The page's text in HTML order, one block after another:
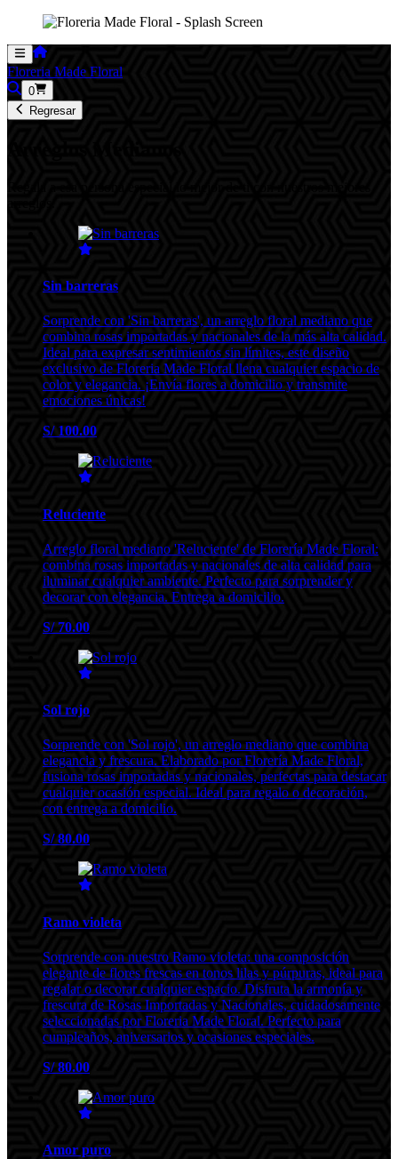
Floreria Made Floral
0
Regresar
Sin barreras
Sorprende con 'Sin barreras', un arreglo floral mediano que
combina rosas importadas y nacionales de la más alta calidad.
Ideal para expresar sentimientos sin límites, este diseño
exclusivo de Floreria Made Floral llena cualquier espacio de
color y elegancia. ¡Envía flores a domicilio y transmite
emociones únicas!
S/ 100.00
Reluciente
Arreglo floral mediano 'Reluciente' de Florería Made Floral:
combina rosas importadas y nacionales de alta calidad para
iluminar cualquier ambiente. Perfecto para sorprender y
decorar con elegancia. Entrega a domicilio.
S/ 70.00
Sol rojo
Sorprende con 'Sol rojo', un arreglo mediano que combina
elegancia y frescura. Elaborado por Florería Made Floral,
fusiona rosas importadas y nacionales, perfectas para destacar
cualquier ocasión especial. Ideal para regalo o decoración,
con entrega a domicilio.
S/ 80.00
Ramo violeta
Sorprende con nuestro Ramo violeta: una composición
elegante de flores frescas en tonos lilas y púrpuras, ideal para
regalar o decorar cualquier espacio. Disfruta la armonía y
frescura de Rosas Importadas y Nacionales, cuidadosamente
seleccionadas por Floreria Made Floral. Perfecto para
cumpleaños, aniversarios y ocasiones especiales.
S/ 80.00
Amor puro